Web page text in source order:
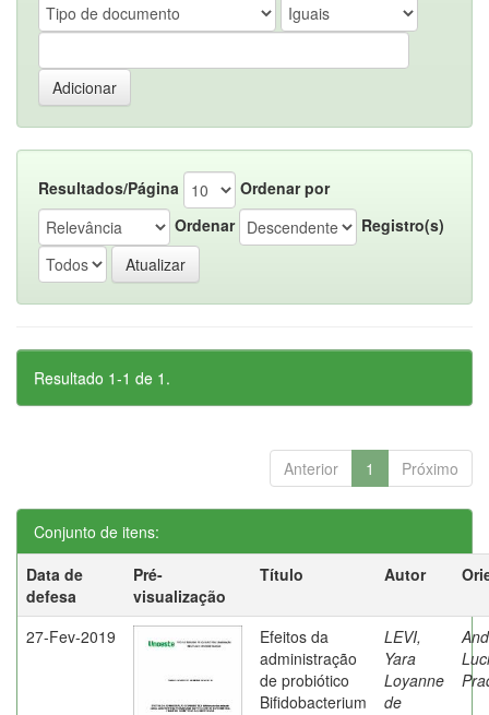
Resultados/Página
Ordenar por
Ordenar
Registro(s)
Resultado 1-1 de 1.
Anterior 1 Próximo
Conjunto de itens:
Data de
defesa
Pré-
visualização
Título Autor
27-Fev-2019
Efeitos da
administração
de probiótico
Bifidobacterium
LEVI,
Yara
Loyanne
de